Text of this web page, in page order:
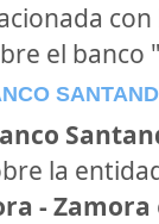
con
el banco
la
- Zamora